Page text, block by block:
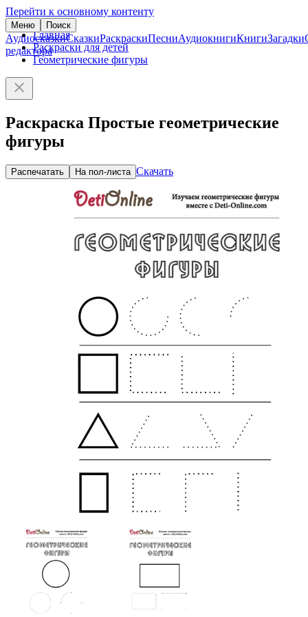
Перейти к основному контенту
Меню Поиск
АудиосказкиСказкиРаскраскиПесниАудиокнигиКнигиЗагадки
редактора
Главная
Раскраски для детей
Геометрические фигуры
Раскраска Простые геометрические
фигуры
Распечатать На пол-листа Скачать